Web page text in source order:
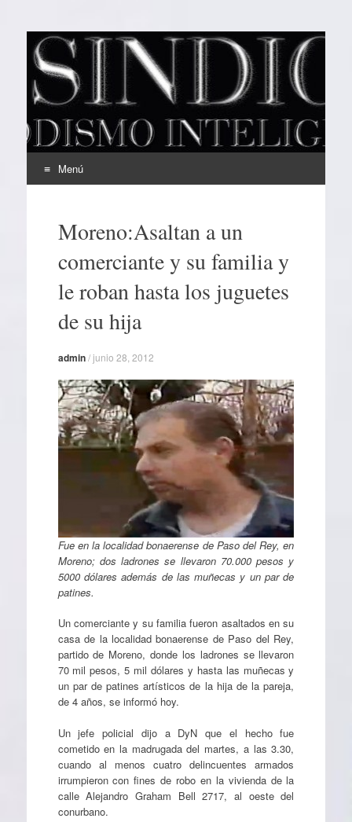
EL SINDICAL
Periodismo Inteligente
Menú
contenidoMoreno:Asaltan a un
comerciante y su familia y
le roban hasta los juguetes
de su hija
admin/junio 28, 2012
Fue en la localidad bonaerense de Paso del Rey, en
Moreno; dos ladrones se llevaron 70.000 pesos y
5000 dólares además de las muñecas y un par de
patines.
Un comerciante y su familia fueron asaltados en su
casa de la localidad bonaerense de Paso del Rey,
partido de Moreno, donde los ladrones se llevaron
70 mil pesos, 5 mil dólares y hasta las muñecas y
un par de patines artísticos de la hija de la pareja,
de 4 años, se informó hoy.
Un jefe policial dijo a DyN que el hecho fue
cometido en la madrugada del martes, a las 3.30,
cuando al menos cuatro delincuentes armados
irrumpieron con fines de robo en la vivienda de la
calle Alejandro Graham Bell 2717, al oeste del
conurbano.